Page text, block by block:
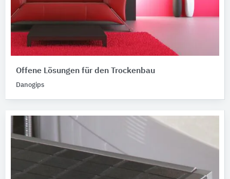
Offene Lösungen für den Trockenbau
Danogips